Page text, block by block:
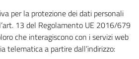
per la protezione dei dati personali
13 del Regolamento UE 2016/679
che interagiscono con i servizi web
telematica a partire dall’indirizzo: